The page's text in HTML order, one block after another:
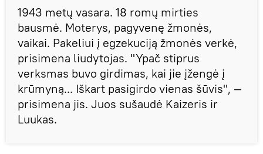
1943 metų vasara. 18 romų mirties
bausmė. Moterys, pagyvenę žmonės,
vaikai. Pakeliui į egzekuciją žmonės verkė,
prisimena liudytojas. "Ypač stiprus
verksmas buvo girdimas, kai jie įžengė į
krūmyną... Iškart pasigirdo vienas šūvis", —
prisimena jis. Juos sušaudė Kaizeris ir
Luukas.